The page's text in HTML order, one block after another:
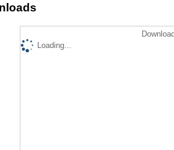
Loading...